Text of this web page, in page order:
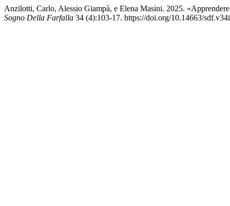
Anzilotti, Carlo, Alessio Giampà, e Elena Masini. 2025.
Sogno Della Farfalla 34 (4):103-17. https://doi.org/10.14663/